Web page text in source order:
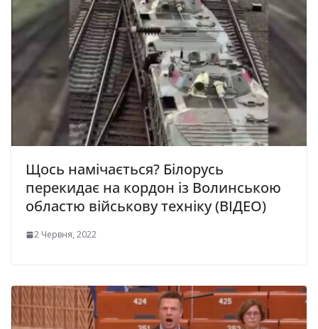
Щось намічається? Білорусь
перекидає на кордон із Волинською
областю військову техніку (ВІДЕО)
2 Червня, 2022